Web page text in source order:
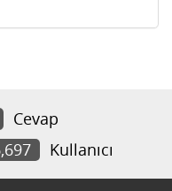
Cevap
Kullanıcı